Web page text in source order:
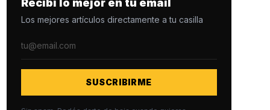
Preguntas Frecuentes sobre Flor Maggi y
¿Qué es Life of Maggi?
¿Dónde puedo seguir a Flor Maggi?
Recibí lo mejor en tu email
Los mejores artículos directamente a tu casilla
SUSCRIBIRME